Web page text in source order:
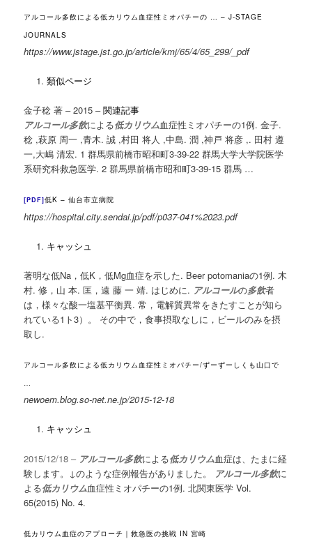
アルコール多飲による低カリウム血症性ミオパチーの … – J-STAGE
JOURNALS
https://www.jstage.jst.go.jp/article/kmj/65/4/65_299/_pdf
類似ページ
金子稔 著 – ‎2015 – ‎関連記事
アルコール多飲による低カリウム血症性ミオパチーの1例. 金子.
稔 ,萩原 周一 ,青木. 誠 ,村田 将人 ,中島. 潤 ,神戸 将彦 ,. 田村 遵
一,大嶋 清宏. 1 群馬県前橋市昭和町3-39-22 群馬大学大学院医学
系研究科救急医学. 2 群馬県前橋市昭和町3-39-15 群馬 …
[PDF]低K – 仙台市立病院
https://hospital.city.sendai.jp/pdf/p037-041%2023.pdf
キャッシュ
著明な低Na，低K，低Mg血症を示した. Beer potomaniaの1例. 木
村. 修，山 本. 匡，遠 藤 一 靖. はじめに. アルコールの多飲者
は，様々な酸一塩基平衡異. 常，電解質異常をきたすことが知ら
れている1ト3）。 その中で，食事摂取なしに，ビールのみを摂
取し.
アルコール多飲による低カリウム血症性ミオパチー/ずーずーしくも山口で
…
newoem.blog.so-net.ne.jp/2015-12-18
キャッシュ
2015/12/18 – アルコール多飲による低カリウム血症は、たまに経
験します。↓のような症例報告がありました。
アルコール多飲に
よる低カリウム血症性ミオパチーの1例. 北関東医学 Vol.
65(2015) No. 4.
低カリウム血症のアプローチ｜救急医の挑戦 IN 宮崎